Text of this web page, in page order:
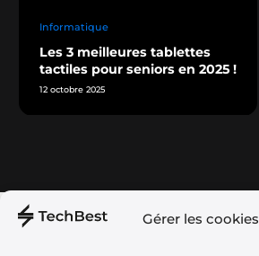
Gérer les cookies
Informatique
Les 3 meilleures tablettes
tactiles pour seniors en 2025 !
12 octobre 2025
Téléphonie